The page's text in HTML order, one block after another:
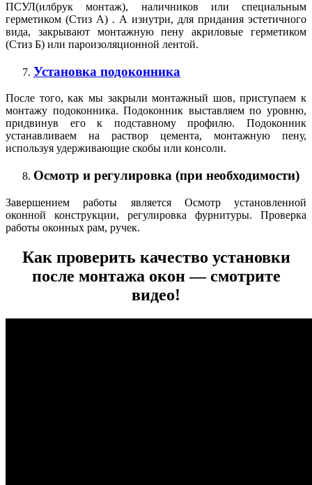
ПСУЛ(илбрук монтаж), наличников или специальным
герметиком (Стиз А) . А изнутри, для придания эстетичного
вида, закрывают монтажную пену акриловые герметиком
(Стиз Б) или пароизоляционной лентой.
Установка подоконника
После того, как мы закрыли монтажный шов, приступаем к
монтажу подоконника. Подоконник выставляем по уровню,
придвинув его к подставному профилю. Подоконник
устанавливаем на раствор цемента, монтажную пену,
используя удерживающие скобы или консоли.
Осмотр и регулировка (при необходимости)
Завершением работы является Осмотр установленной
оконной конструкции, регулировка фурнитуры. Проверка
работы оконных рам, ручек.
Как проверить качество установки
после монтажа окон — смотрите
видео!